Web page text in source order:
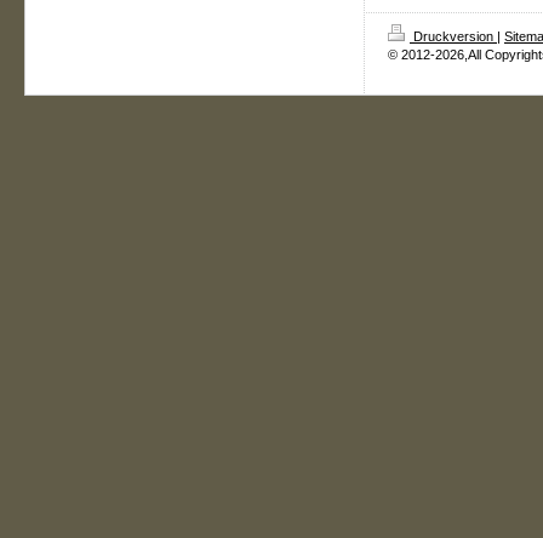
Druckversion |
© 2012-2026,All